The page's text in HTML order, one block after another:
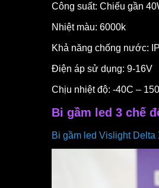
Công suất: Chiếu gần
Nhiệt màu: 6000k
Khả năng chống nước:
Điện áp sử dụng: 9-16V
Chịu nhiệt độ: -40C –
Bi gầm led 3 chế
Bi gầm led Vislight